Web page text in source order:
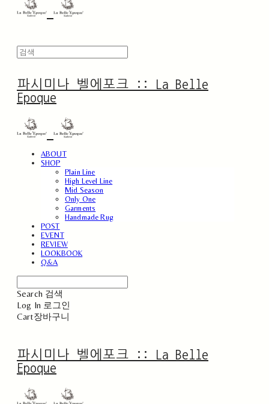
파시미나 벨에포크 :: La Belle
Epoque
ABOUT
SHOP
Plain Line
High Level Line
Mid Season
Only One
Garments
Handmade Rug
POST
EVENT
REVIEW
LOOKBOOK
Q&A
Search 검색
Log In 로그인
Cart장바구니
파시미나 벨에포크 :: La Belle
Epoque